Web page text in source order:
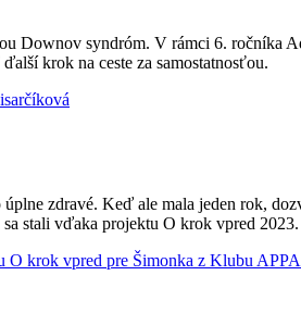
Downov syndróm. V rámci 6. ročníka
krok na ceste za samostatnosťou.
zdravé. Keď ale mala jeden rok,
stali vďaka projektu O krok vpred 2023.